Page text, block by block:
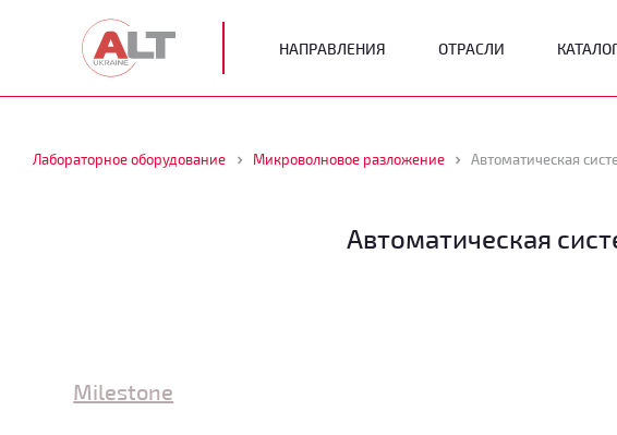
НАПРАВЛЕНИЯ ОТРАСЛИ
Лабораторное оборудование Микроволновое разложение Автоматическая
Автоматическая
Milestone